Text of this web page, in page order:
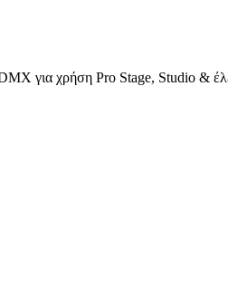
DMX για χρήση Pro Stage, Studio